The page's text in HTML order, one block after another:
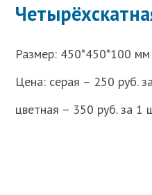
Размер: 450*450*100 мм
Цена: серая – 250 руб.
цветная – 350 руб. за 1